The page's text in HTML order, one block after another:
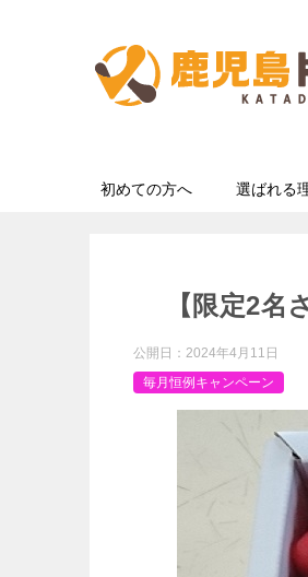
初めての方へ 選ばれる
【限定2名
公開日： 2024年4月11日
毎月恒例キャンペーン